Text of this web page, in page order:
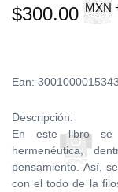
$300.00 MXN
Ean: 3001000015343
Descripción:
En este libro se
hermenéutica,
pensamiento. Así,
con el todo de la